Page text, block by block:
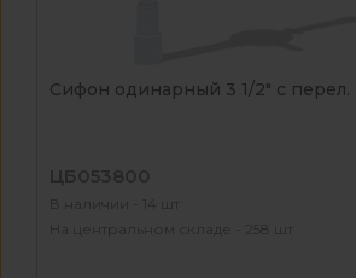
Сифон одинарный 3 1/2" с перел.
ЦБ053800
В наличии - 14 шт
На центральном складе - 258 шт